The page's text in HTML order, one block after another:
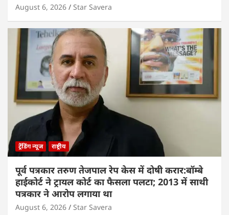
August 6, 2026 Star Savera
ट्रेंडिंग न्यूज राष्ट्रीय
पूर्व पत्रकार तरुण तेजपाल रेप केस में दोषी करार:बॉम्बे
हाईकोर्ट ने ट्रायल कोर्ट का फैसला पलटा; 2013 में साथी
पत्रकार ने आरोप लगाया था
August 6, 2026 Star Savera